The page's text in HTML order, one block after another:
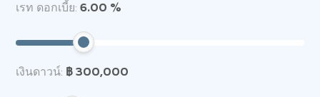
เรท ดอกเบี้ย: 6.00 %
เงินดาวน์: ฿ 300,000